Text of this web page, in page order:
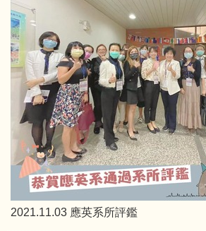
2021.11.03 應英系所評鑑